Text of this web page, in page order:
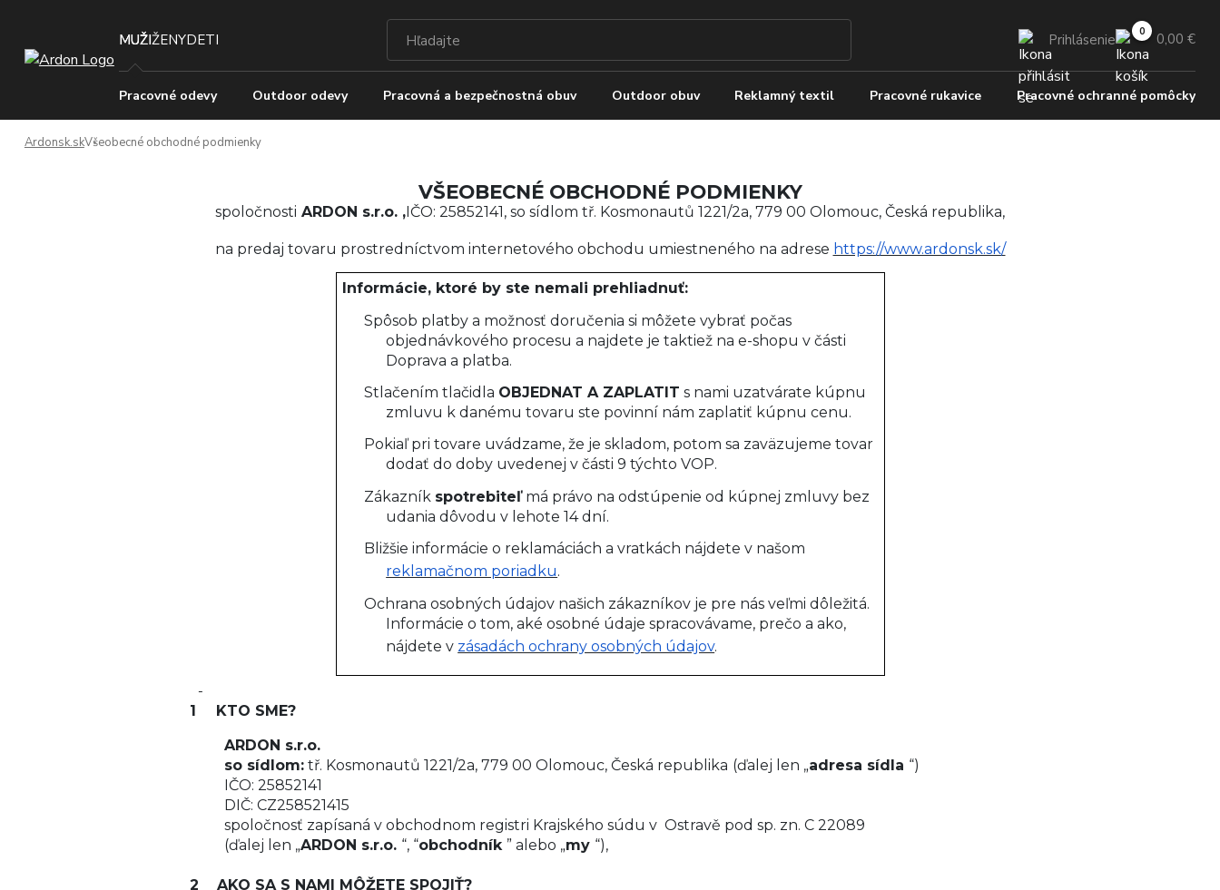
MUŽIŽENYDETI Prihlásenie 0,00 €
Pracovné odevy Outdoor odevy Pracovná a bezpečnostná obuv Outdoor obuv Reklamný textil Pracovné rukavice Pracovné ochranné pomôcky
Ardonsk.skVšeobecné obchodné podmienky
VŠEOBECNÉ OBCHODNÉ PODMIENKY
spoločnosti ARDON s.r.o. ,IČO: 25852141, so sídlom tř. Kosmonautů 1221/2a, 779 00 Olomouc, Česká republika,
na predaj tovaru prostredníctvom internetového obchodu umiestneného na adrese https://www.ardonsk.sk/
Informácie, ktoré by ste nemali prehliadnuť:
Spôsob platby a možnosť doručenia si môžete vybrať počas
objednávkového procesu a najdete je taktiež na e-shopu v části
Doprava a platba.
Stlačením tlačidla OBJEDNAT A ZAPLATIT s nami uzatvárate kúpnu
zmluvu k danému tovaru ste povinní nám zaplatiť kúpnu cenu.
Pokiaľ pri tovare uvádzame, že je skladom, potom sa zaväzujeme tovar
dodať do doby uvedenej v části 9 týchto VOP.
Zákazník spotrebiteľ má právo na odstúpenie od kúpnej zmluvy bez
udania dôvodu v lehote 14 dní.
Bližšie informácie o reklamáciách a vratkách nájdete v našom
reklamačnom poriadku.
Ochrana osobných údajov našich zákazníkov je pre nás veľmi dôležitá.
Informácie o tom, aké osobné údaje spracovávame, prečo a ako,
nájdete v zásadách ochrany osobných údajov.
1
KTO SME?
ARDON s.r.o.
so sídlom: tř. Kosmonautů 1221/2a, 779 00 Olomouc, Česká republika (ďalej len „adresa sídla “)
IČO:25852141
DIČ:CZ258521415
spoločnosť zapísaná v obchodnom registri Krajského súdu v Ostravě pod sp. zn. C 22089
(ďalej len „ARDON s.r.o. “, “obchodník ” alebo „my “),
2
AKO SA S NAMI MÔŽETE SPOJIŤ?